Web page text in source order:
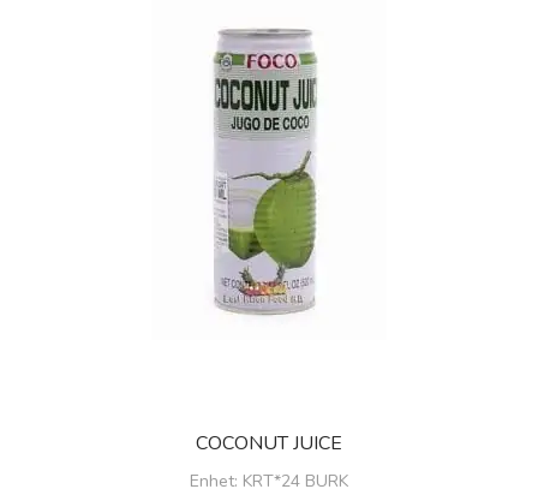
COCONUT JUICE
Enhet: KRT*24 BURK